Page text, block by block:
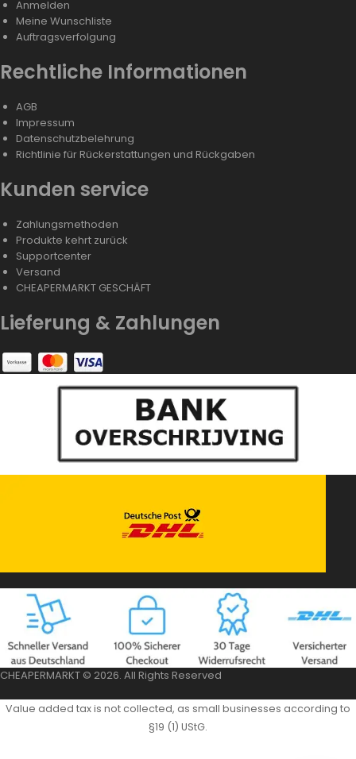
Anmelden
Meine Wunschliste
Auftragsverfolgung
Rechtliche Informationen
AGB
Impressum
Datenschutzbelehrung
Richtlinie für Rückerstattungen und Rückgaben
Kunden service
Zahlungsmethoden
Produkte kehrt zurück
Supportcenter
Versand
CHEAPERMARKT GESCHÄFT
Lieferung & Zahlungen
CHEAPERMARKT © 2026. All Rights Reserved
Value added tax is not collected, as small businesses according to
§19 (1) UStG.